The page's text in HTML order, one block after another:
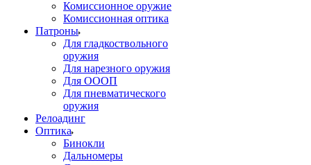
Комиссионное оружие
Комиссионная оптика
Патроны
Для гладкоствольного
оружия
Для нарезного оружия
Для ОООП
Для пневматического
оружия
Релоадинг
Оптика
Бинокли
Дальномеры